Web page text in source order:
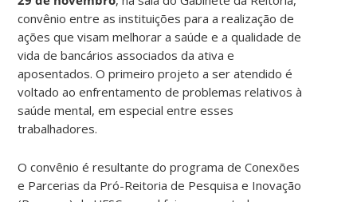
convênio entre as instituições para a realização de
ações que visam melhorar a saúde e a qualidade de
vida de bancários associados da ativa e
aposentados. O primeiro projeto a ser atendido é
voltado ao enfrentamento de problemas relativos à
saúde mental, em especial entre esses
trabalhadores.
O convênio é resultante do programa de Conexões
e Parcerias da Pró-Reitoria de Pesquisa e Inovação